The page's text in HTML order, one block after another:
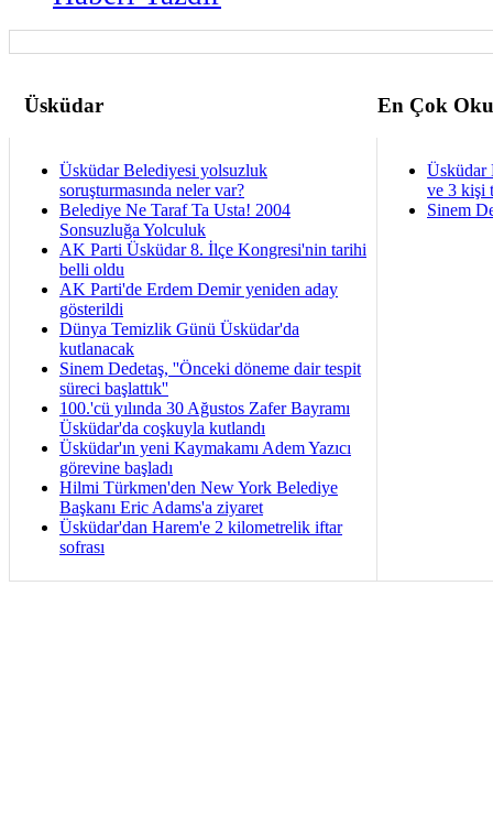
Üsküdar En Çok
Üsküdar Belediyesi yolsuzluk
soruşturmasında neler var?
Belediye Ne Taraf Ta Usta! 2004
Sonsuzluğa Yolculuk
AK Parti Üsküdar 8. İlçe Kongresi'nin tarihi
belli oldu
AK Parti'de Erdem Demir yeniden aday
gösterildi
Dünya Temizlik Günü Üsküdar'da
kutlanacak
Sinem Dedetaş, ''Önceki döneme dair tespit
süreci başlattık''
100.'cü yılında 30 Ağustos Zafer Bayramı
Üsküdar'da coşkuyla kutlandı
Üsküdar'ın yeni Kaymakamı Adem Yazıcı
görevine başladı
Hilmi Türkmen'den New York Belediye
Başkanı Eric Adams'a ziyaret
Üsküdar'dan Harem'e 2 kilometrelik iftar
sofrası
Üsküdar
ve 3 kişi
Sinem